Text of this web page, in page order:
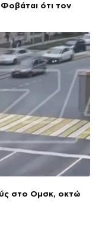
ότι τον
στο Ομσκ, οκτώ